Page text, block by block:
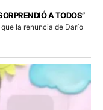
A TODOS”
la renuncia de Darío